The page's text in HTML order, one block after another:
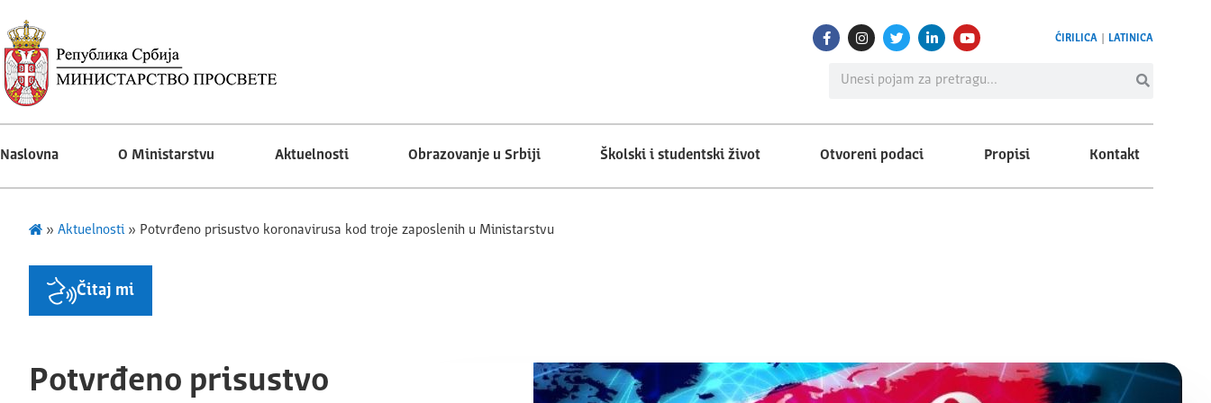
ĆIRILICA LATINICA
Naslovna O Ministarstvu Aktuelnosti Obrazovanje u Srbiji Školski i studentski život Otvoreni podaci Propisi Kontakt
» Aktuelnosti» Potvrđeno prisustvo koronavirusa kod troje zaposlenih u Ministarstvu
Čitaj mi
Potvrđeno prisustvo